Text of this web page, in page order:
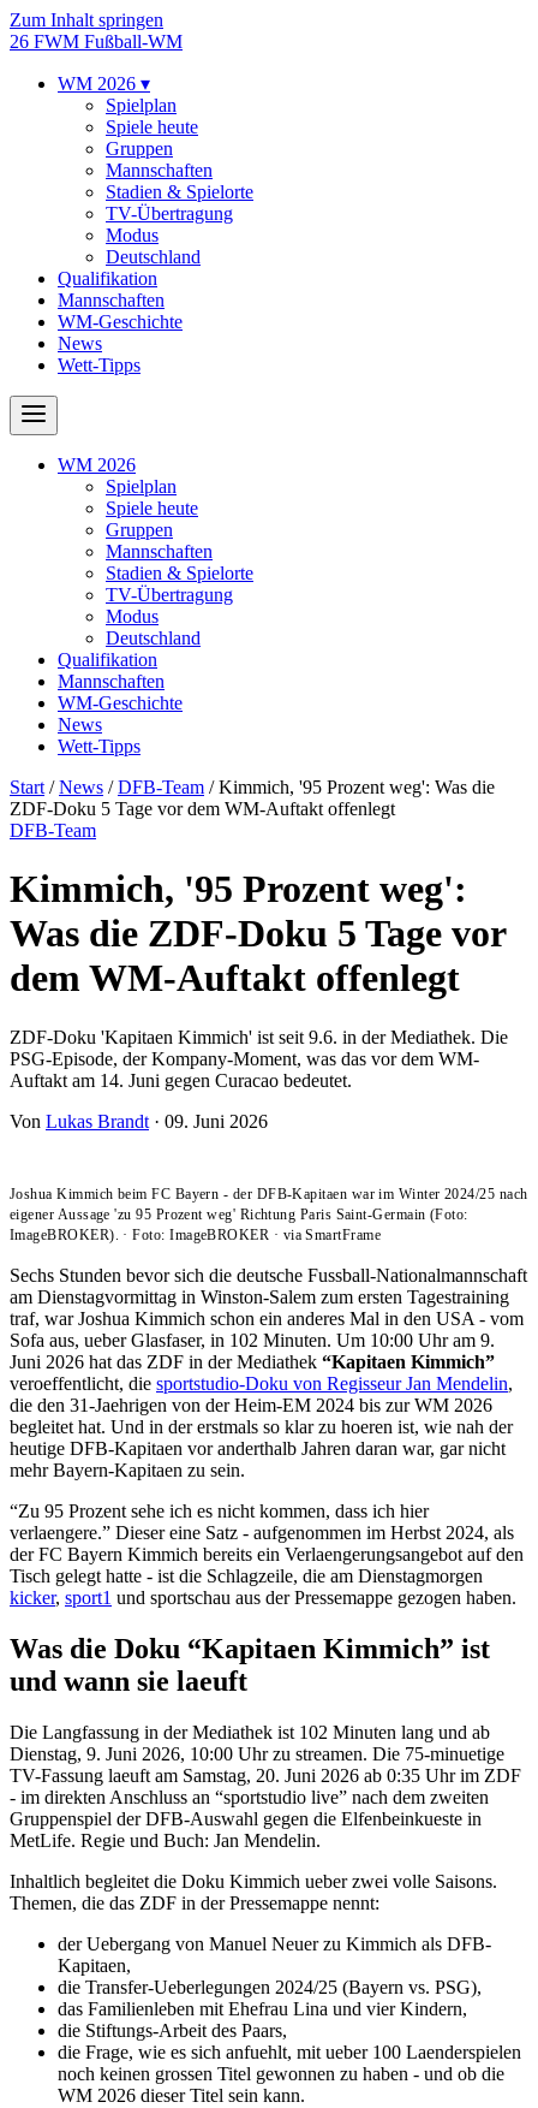
Zum Inhalt springen
26 FWM Fußball-WM
WM 2026 ▾
Spielplan
Spiele heute
Gruppen
Mannschaften
Stadien & Spielorte
TV-Übertragung
Modus
Deutschland
Qualifikation
Mannschaften
WM-Geschichte
News
Wett-Tipps
WM 2026
Spielplan
Spiele heute
Gruppen
Mannschaften
Stadien & Spielorte
TV-Übertragung
Modus
Deutschland
Qualifikation
Mannschaften
WM-Geschichte
News
Wett-Tipps
Start /News /DFB-Team /Kimmich, '95 Prozent weg': Was die
ZDF-Doku 5 Tage vor dem WM-Auftakt offenlegt
DFB-Team
Kimmich, '95 Prozent weg':
Was die ZDF-Doku 5 Tage vor
dem WM-Auftakt offenlegt
ZDF-Doku 'Kapitaen Kimmich' ist seit 9.6. in der Mediathek. Die
PSG-Episode, der Kompany-Moment, was das vor dem WM-
Auftakt am 14. Juni gegen Curacao bedeutet.
Von Lukas Brandt · 09. Juni 2026
Joshua Kimmich beim FC Bayern - der DFB-Kapitaen war im Winter 2024/25 nach
eigener Aussage 'zu 95 Prozent weg' Richtung Paris Saint-Germain (Foto:
ImageBROKER). ·Foto: ImageBROKER · via SmartFrame
Sechs Stunden bevor sich die deutsche Fussball-Nationalmannschaft
am Dienstagvormittag in Winston-Salem zum ersten Tagestraining
traf, war Joshua Kimmich schon ein anderes Mal in den USA - vom
Sofa aus, ueber Glasfaser, in 102 Minuten. Um 10:00 Uhr am 9.
Juni 2026 hat das ZDF in der Mediathek “Kapitaen Kimmich”
veroeffentlicht, die sportstudio-Doku von Regisseur Jan Mendelin,
die den 31-Jaehrigen von der Heim-EM 2024 bis zur WM 2026
begleitet hat. Und in der erstmals so klar zu hoeren ist, wie nah der
heutige DFB-Kapitaen vor anderthalb Jahren daran war, gar nicht
mehr Bayern-Kapitaen zu sein.
“Zu 95 Prozent sehe ich es nicht kommen, dass ich hier
verlaengere.” Dieser eine Satz - aufgenommen im Herbst 2024, als
der FC Bayern Kimmich bereits ein Verlaengerungsangebot auf den
Tisch gelegt hatte - ist die Schlagzeile, die am Dienstagmorgen
kicker, sport1 und sportschau aus der Pressemappe gezogen haben.
Was die Doku “Kapitaen Kimmich” ist
und wann sie laeuft
Die Langfassung in der Mediathek ist 102 Minuten lang und ab
Dienstag, 9. Juni 2026, 10:00 Uhr zu streamen. Die 75-minuetige
TV-Fassung laeuft am Samstag, 20. Juni 2026 ab 0:35 Uhr im ZDF
- im direkten Anschluss an “sportstudio live” nach dem zweiten
Gruppenspiel der DFB-Auswahl gegen die Elfenbeinkueste in
MetLife. Regie und Buch: Jan Mendelin.
Inhaltlich begleitet die Doku Kimmich ueber zwei volle Saisons.
Themen, die das ZDF in der Pressemappe nennt:
der Uebergang von Manuel Neuer zu Kimmich als DFB-
Kapitaen,
die Transfer-Ueberlegungen 2024/25 (Bayern vs. PSG),
das Familienleben mit Ehefrau Lina und vier Kindern,
die Stiftungs-Arbeit des Paars,
die Frage, wie es sich anfuehlt, mit ueber 100 Laenderspielen
noch keinen grossen Titel gewonnen zu haben - und ob die
WM 2026 dieser Titel sein kann.